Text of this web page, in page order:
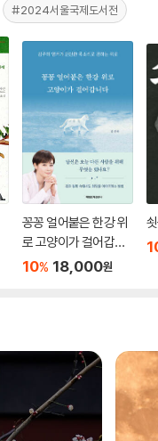
#2024서울국제도서전
꽁꽁 얼어붙은 한강 위
로 고양이가 걸어갑니
다
10% 18,000원